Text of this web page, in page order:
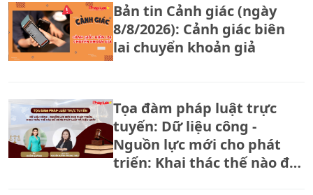
Bản tin Cảnh giác (ngày
8/8/2026): Cảnh giác biên
lai chuyển khoản giả
Tọa đàm pháp luật trực
tuyến: Dữ liệu công -
Nguồn lực mới cho phát
triển: Khai thác thế nào để